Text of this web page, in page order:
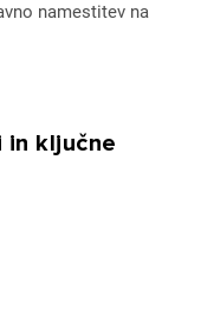
namestitev na
in ključne